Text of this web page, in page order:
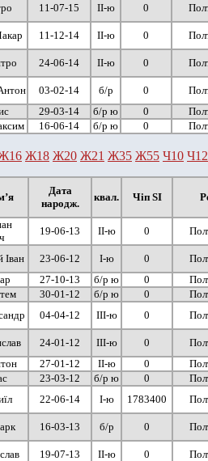
11-07-15 ІІ-ю 0
11-12-14 ІІ-ю 0
24-06-14 ІІ-ю 0
03-02-14 б/р 0
29-03-14 б/р ю 0
16-06-14 б/р ю 0
Ж18 Ж20 Ж21 Ж35 Ж55 Ч10 Ч12
Дата
народж.
квал. Чіп SI
19-06-13 ІІ-ю 0
Іван 23-06-12 І-ю 0
27-10-13 б/р ю 0
30-01-12 б/р ю 0
04-04-12 ІІІ-ю 0
24-01-12 ІІІ-ю 0
27-01-12 ІІ-ю 0
23-03-12 б/р ю 0
22-06-14 І-ю 1783400
16-03-13 б/р 0
19-07-13 ІІ-ю 0